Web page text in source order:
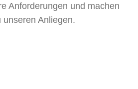
Anforderungen und machen
unseren Anliegen.